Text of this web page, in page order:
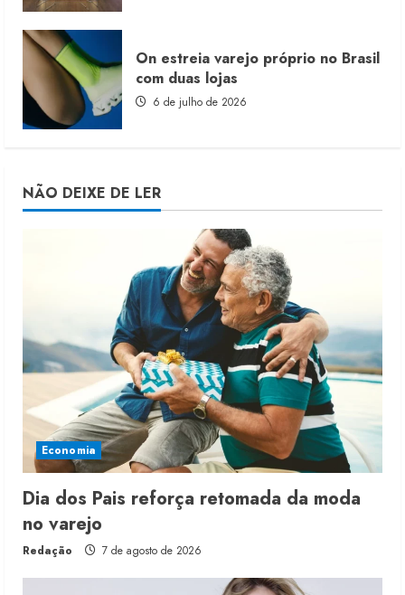
On estreia varejo próprio no Brasil
com duas lojas
6 de julho de 2026
NÃO DEIXE DE LER
Economia
Dia dos Pais reforça retomada da moda
no varejo
Redação 7 de agosto de 2026